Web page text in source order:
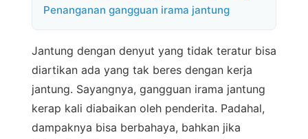
Penanganan gangguan irama jantung
Jantung dengan denyut yang tidak teratur bisa
diartikan ada yang tak beres dengan kerja
jantung. Sayangnya, gangguan irama jantung
kerap kali diabaikan oleh penderita. Padahal,
dampaknya bisa berbahaya, bahkan jika